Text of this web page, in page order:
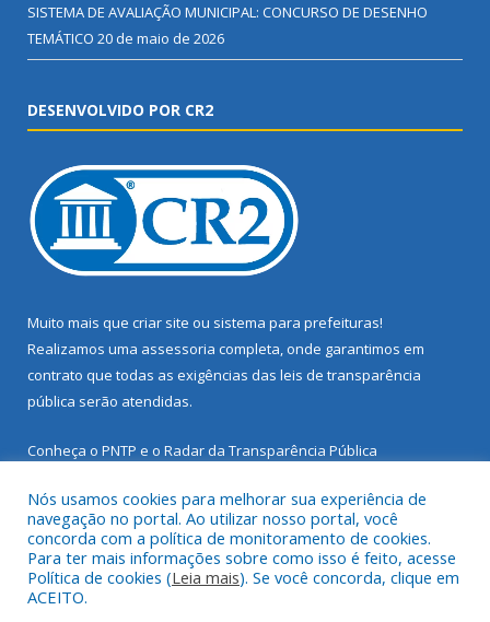
SISTEMA DE AVALIAÇÃO MUNICIPAL: CONCURSO DE DESENHO
TEMÁTICO 20 de maio de 2026
DESENVOLVIDO POR CR2
Muito mais que criar site ou sistema para prefeituras!
Realizamos uma assessoria completa, onde garantimos em
contrato que todas as exigências das leis de transparência
pública serão atendidas.
Conheça o PNTP e o Radar da Transparência Pública
Todos os direitos reservados a Prefeitura Municipal de Santarém
Novo.
Nós usamos cookies para melhorar sua experiência de
navegação no portal. Ao utilizar nosso portal, você
concorda com a política de monitoramento de cookies.
Para ter mais informações sobre como isso é feito, acesse
Política de cookies (Leia mais). Se você concorda, clique em
ACEITO.